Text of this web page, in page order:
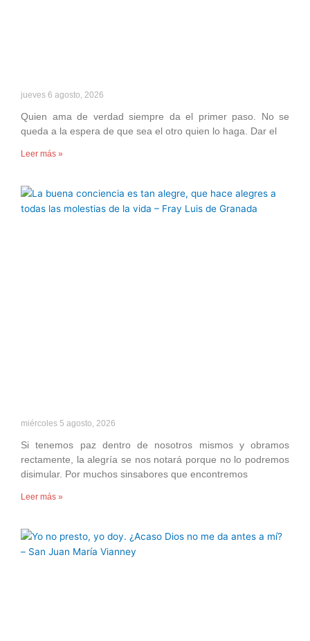
jueves 6 agosto, 2026
Quien ama de verdad siempre da el primer paso. No se
queda a la espera de que sea el otro quien lo haga. Dar el
Leer más »
miércoles 5 agosto, 2026
Si tenemos paz dentro de nosotros mismos y obramos
rectamente, la alegría se nos notará porque no lo podremos
disimular. Por muchos sinsabores que encontremos
Leer más »